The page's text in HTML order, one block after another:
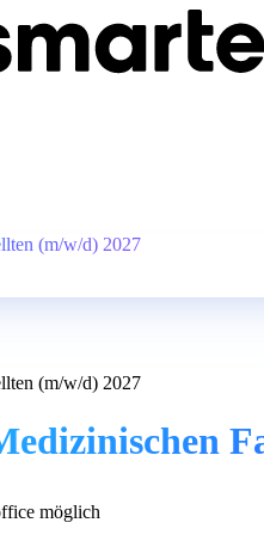
(m/w/d) 2027
(m/w/d) 2027
möglich